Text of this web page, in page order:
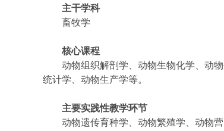
主干学科
畜牧学
核心课程
动物组织解剖学、动物生物化学、动
统计学、动物生产学等。
主要实践性教学环节
动物遗传育种学、动物繁殖学、动物